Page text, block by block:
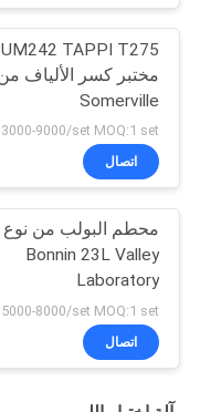
UM242 TAPPI T275
مختبر كسر الألياف
Somerville
9000/set MOQ:1 set
اتصال
محطم البولب من نوع
Bonnin 23L Valley
Laboratory
8000/set MOQ:1 set
اتصال